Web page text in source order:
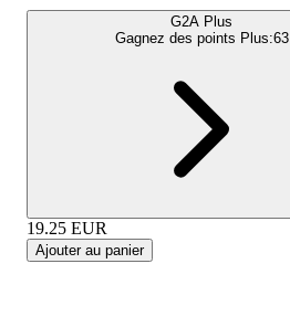
G2A Plus
Gagnez des points Plus:63
19.25 EUR
Ajouter au panier